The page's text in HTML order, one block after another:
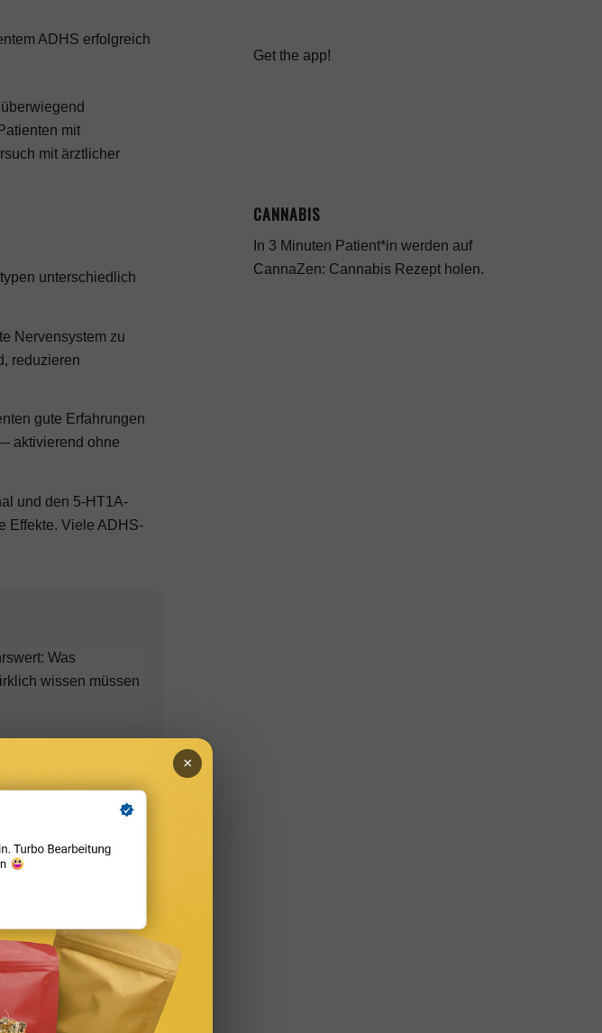
ADHS erfolgreich
mit
mit ärztlicher
unterschiedlich
Nervensystem zu
reduzieren
gute Erfahrungen
aktivierend ohne
und den 5-HT1A-
Effekte. Viele ADHS-
Was Investoren bei
oder verstärken.
Get the app!
CANNABIS
In 3 Minuten Patient*in werden auf
CannaZen: Cannabis Rezept holen.
×